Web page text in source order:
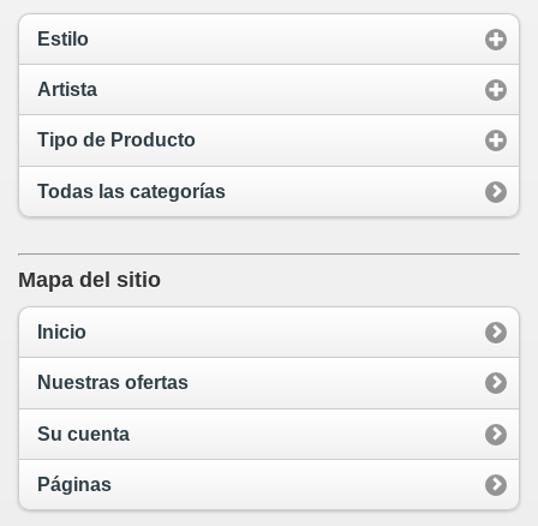
Estilo
Artista
Tipo de Producto
Todas las categorías
Mapa del sitio
Inicio
Nuestras ofertas
Su cuenta
Páginas